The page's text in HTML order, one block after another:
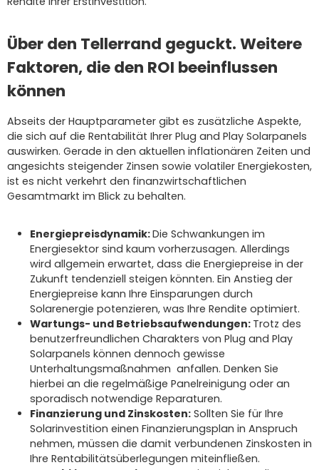
Über den Tellerrand geguckt. Weitere
Faktoren, die den ROI beeinflussen
können
Abseits der Hauptparameter gibt es zusätzliche Aspekte,
die sich auf die Rentabilität Ihrer Plug and Play Solarpanels
auswirken. Gerade in den aktuellen inflationären Zeiten und
angesichts steigender Zinsen sowie volatiler Energiekosten,
ist es nicht verkehrt den finanzwirtschaftlichen
Gesamtmarkt im Blick zu behalten.
Energiepreisdynamik:Die Schwankungen im
Energiesektor sind kaum vorherzusagen. Allerdings
wird allgemein erwartet, dass die Energiepreise in der
Zukunft tendenziell steigen könnten. Ein Anstieg der
Energiepreise kann Ihre Einsparungen durch
Solarenergie potenzieren, was Ihre Rendite optimiert.
Wartungs- und Betriebsaufwendungen: Trotz des
benutzerfreundlichen Charakters von Plug and Play
Solarpanels können dennoch gewisse
Unterhaltungsmaßnahmen anfallen. Denken Sie
hierbei an die regelmäßige Panelreinigung oder an
sporadisch notwendige Reparaturen.
Finanzierung und Zinskosten: Sollten Sie für Ihre
Solarinvestition einen Finanzierungsplan in Anspruch
nehmen, müssen die damit verbundenen Zinskosten in
Ihre Rentabilitätsüberlegungen miteinfließen.